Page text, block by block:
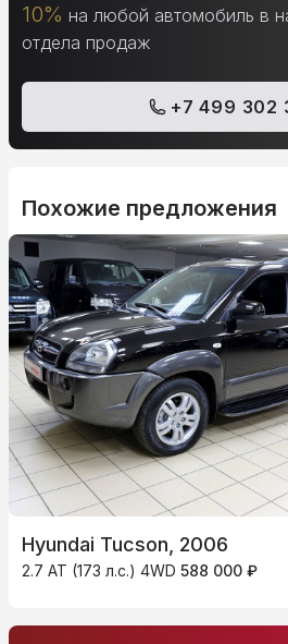
10% на любой автомобиль в
отдела продаж
+7 499 302
Похожие предложения
Hyundai Tucson, 2006
2.7 AT (173 л.с.) 4WD 588 000 ₽